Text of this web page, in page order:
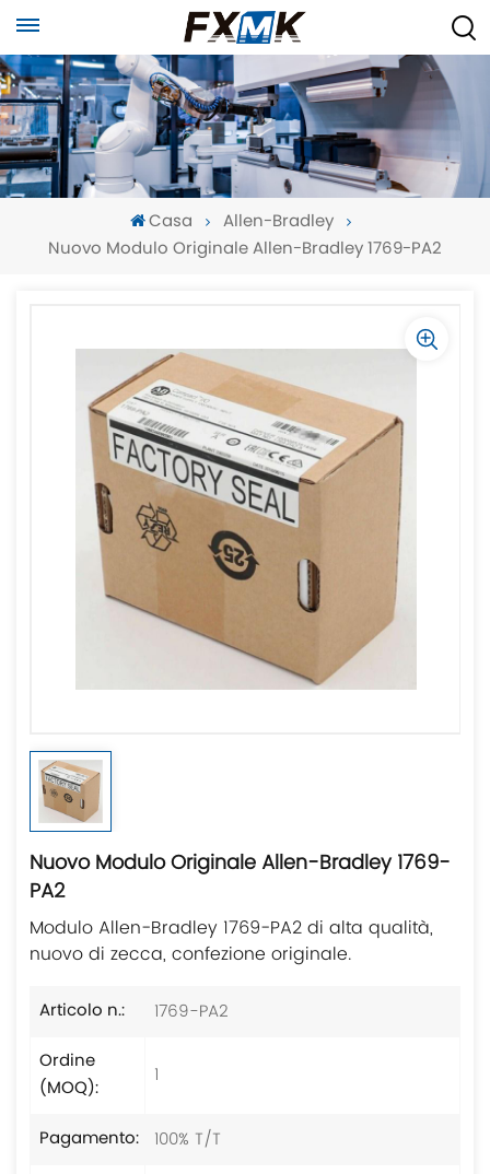
Casa
Allen-Bradley
Nuovo Modulo Originale Allen-Bradley 1769-PA2
Nuovo Modulo Originale Allen-Bradley 1769-
PA2
Modulo Allen-Bradley 1769-PA2 di alta qualità,
nuovo di zecca, confezione originale.
Articolo n.:
1769-PA2
Ordine
(MOQ):
1
Pagamento: 100% T/T